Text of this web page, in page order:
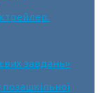
завдань»